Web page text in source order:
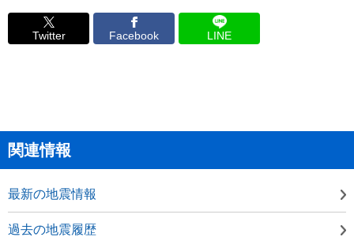
Twitter Facebook LINE
関連情報
最新の地震情報
過去の地震履歴